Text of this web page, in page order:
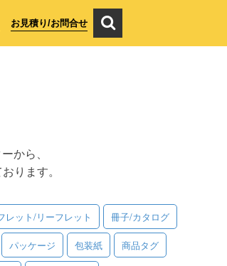
お見積り/お問合せ
から、
ります。
レット/リーフレット 冊子/カタログ
パッケージ 包装紙 商品タグ